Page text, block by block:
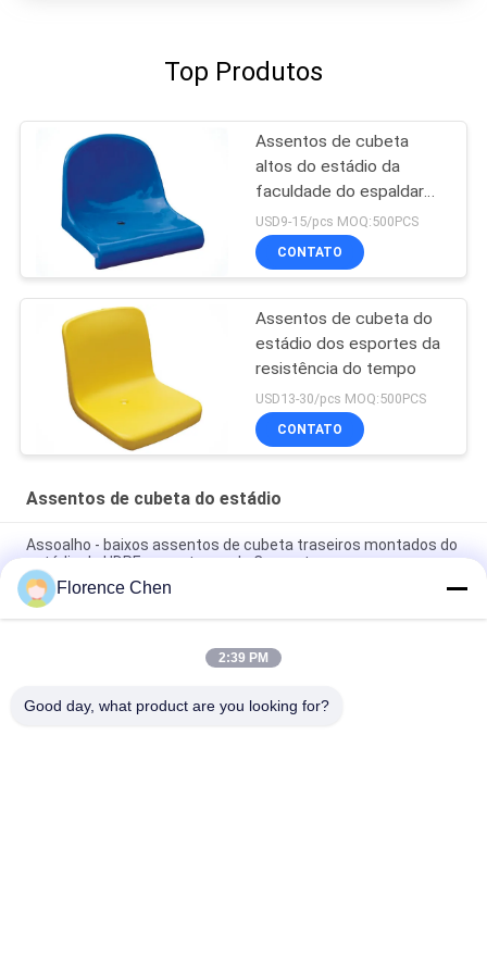
Top Produtos
Assentos de cubeta
altos do estádio da
faculdade do espaldar
dos PP
USD9-15/pcs MOQ:500PCS
CONTATO
Assentos de cubeta do
estádio dos esportes da
resistência do tempo
USD13-30/pcs MOQ:500PCS
CONTATO
Assentos de cubeta do estádio
Assoalho - baixos assentos de cubeta traseiros montados do
estádio do HDPE para etapas de Concret
Cadeira do Bleacher do estádio do alto densidade dos
assentos de cubeta do estádio da audiência do polietileno
Bleacher exterior Seat da cadeira do estádio do HDPE da parte
Florence Chen
2:39 PM
Good day, what product are you looking for?